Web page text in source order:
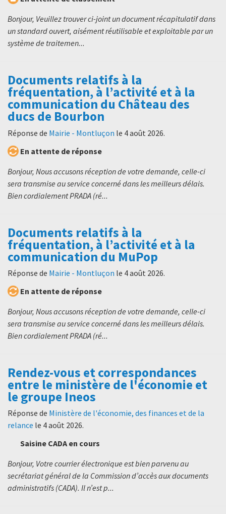
Bonjour, Veuillez trouver ci-joint un document récapitulatif dans
un standard ouvert, aisément réutilisable et exploitable par un
système de traitemen...
Documents relatifs à la
fréquentation, à l’activité et à la
communication du Château des
ducs de Bourbon
Réponse de Mairie - Montluçon le 4 août 2026.
En attente de réponse
Bonjour, Nous accusons réception de votre demande, celle-ci
sera transmise au service concerné dans les meilleurs délais.
Bien cordialement PRADA (ré...
Documents relatifs à la
fréquentation, à l’activité et à la
communication du MuPop
Réponse de Mairie - Montluçon le 4 août 2026.
En attente de réponse
Bonjour, Nous accusons réception de votre demande, celle-ci
sera transmise au service concerné dans les meilleurs délais.
Bien cordialement PRADA (ré...
Rendez-vous et correspondances
entre le ministère de l'économie et
le groupe Ineos
Réponse de Ministère de l'économie, des finances et de la
relance le 4 août 2026.
Saisine CADA en cours
Bonjour, Votre courrier électronique est bien parvenu au
secrétariat général de la Commission d’accès aux documents
administratifs (CADA). Il n’est p...